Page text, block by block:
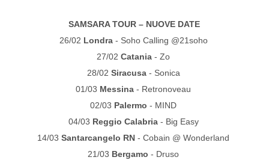
SAMSARA TOUR – NUOVE DATE
26/02 Londra- Soho Calling @21soho
27/02 Catania - Zo
28/02 Siracusa- Sonica
01/03 Messina - Retronoveau
02/03 Palermo - MIND
04/03 Reggio Calabria- Big Easy
14/03 Santarcangelo RN - Cobain @ Wonderland
21/03 Bergamo - Druso